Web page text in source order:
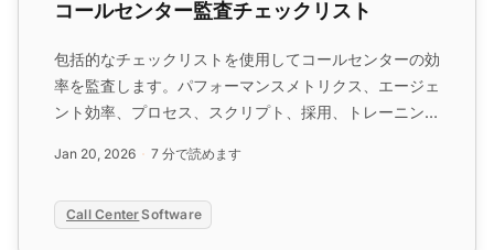
コールセンター監査チェックリスト
包括的なチェックリストを使用してコールセンターの効
率を監査します。パフォーマンスメトリクス、エージェ
ント効率、プロセス、スクリプト、採用、トレーニン
アルでパフォーマンスを向上させます。...
Jan 20, 2026 7 分で読めます
Call CenterSoftware